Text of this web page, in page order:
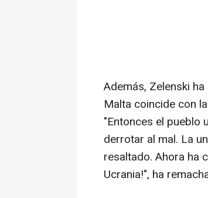
Además, Zelenski
Malta coincide con
"Entonces el pueblo
derrotar al mal. La
resaltado. Ahora ha
Ucrania!", ha